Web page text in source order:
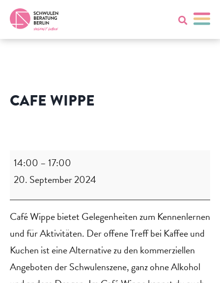
CAFE WIPPE
14:00 – 17:00
20. September 2024
Café Wippe bietet Gelegenheiten zum Kennenlernen
und für Aktivitäten. Der offene Treff bei Kaffee und
Kuchen ist eine Alternative zu den kommerziellen
Angeboten der Schwulenszene, ganz ohne Alkohol